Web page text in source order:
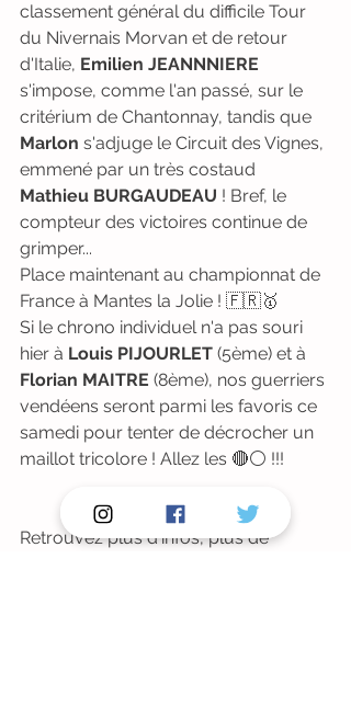
classement général du difficile Tour
du Nivernais Morvan et de retour
d'Italie, Emilien JEANNNIERE
s'impose, comme l'an passé, sur le
critérium de Chantonnay, tandis que
Marlon s'adjuge le Circuit des Vignes,
emmené par un très costaud
Mathieu BURGAUDEAU ! Bref, le
compteur des victoires continue de
grimper...
Place maintenant au championnat de
France à Mantes la Jolie ! 🇫🇷🥇
Si le chrono individuel n'a pas souri
hier à Louis PIJOURLET (5ème) et à
Florian MAITRE (8ème), nos guerriers
vendéens seront parmi les favoris ce
samedi pour tenter de décrocher un
maillot tricolore ! Allez les 🔴⚪️ !!!
Retrouvez plus d'infos, plus de